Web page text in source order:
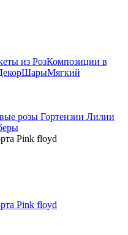
из РозКомпозиции в
ШарыМягкий
розы Гортензии Лилии
Pink floyd